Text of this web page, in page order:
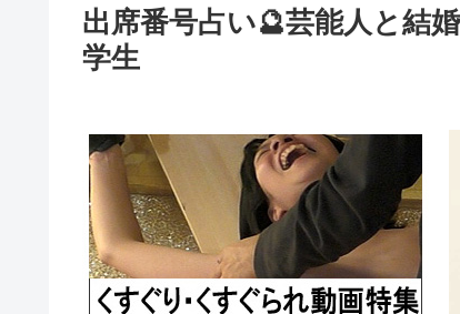
出席番号占い🔮芸能人と結
学生